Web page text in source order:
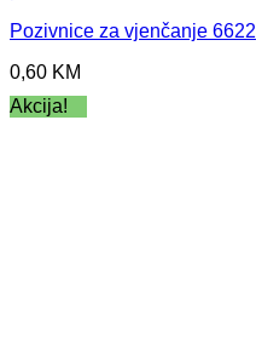
Pozivnice za vjenčanje 6622
0,60 KM
Akcija!